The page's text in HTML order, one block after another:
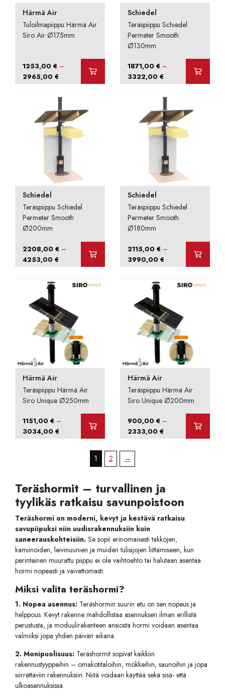
Härmä Air
Tuloilmapiippu Härmä Air
Siro Air Ø175mm
1253,00€ –
2965,00€ Hintaluokka:
1253,00 €
-
2965,00 €
Schiedel
Teräspiippu Schiedel
Permeter Smooth
Ø130mm
1871,00€ –
3322,00€ Hintaluokka:
1871,00 €
-
3322,00 €
Schiedel
Teräspiippu Schiedel
Permeter Smooth
Ø200mm
2208,00€ –
4253,00€ Hintaluokka:
2208,00 €
4253,00 €
Schiedel
Teräspiippu Schiedel
Permeter Smooth
Ø180mm
2115,00€ –
3990,00€ Hintaluokka:
2115,00 €
3990,00 €
Härmä Air
Teräspiippu Härmä Air
Siro Unique Ø250mm
1151,00€ –
3034,00€ Hintaluokka:
1151,00 €
Härmä Air
Teräspiippu Härmä Air
Siro Unique Ø200mm
900,00€ –
2333,00€ Hintaluokka:
900,00 €
1 2 →
Teräshormit – turvallinen ja
tyylikäs ratkaisu savunpoistoon
Teräshormi on moderni, kevyt ja kestävä ratkaisu
savupiipuksi niin uudisrakennuksiin kuin
saneerauskohteisiin. Se sopii erinomaisesti takkojen,
kamiinoiden, leivinuunien ja muiden tulisijojen liittämiseen, kun
perinteinen muurattu piippu ei ole vaihtoehto tai halutaan asentaa
hormi nopeasti ja vaivattomasti.
Miksi valita teräshormi?
1. Nopea asennus: Teräshormin suurin etu on sen nopeus ja
helppous. Kevyt rakenne mahdollistaa asennuksen ilman erillistä
perustusta, ja moduulirakenteen ansiosta hormi voidaan asentaa
valmiiksi jopa yhden päivän aikana.
2. Monipuolisuus: Teräshormit sopivat kaikkiin
rakennustyyppeihin – omakotitaloihin, mökkeihin, saunoihin ja jopa
siirrettäviin rakennuksiin. Niitä voidaan käyttää sekä sisä- että
ulkoasennuksissa.